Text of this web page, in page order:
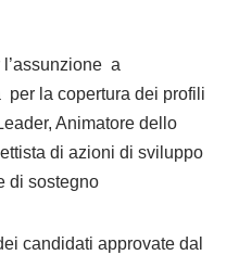
a
per la copertura dei profili
Animatore dello
di azioni di sviluppo
di sostegno
candidati approvate dal